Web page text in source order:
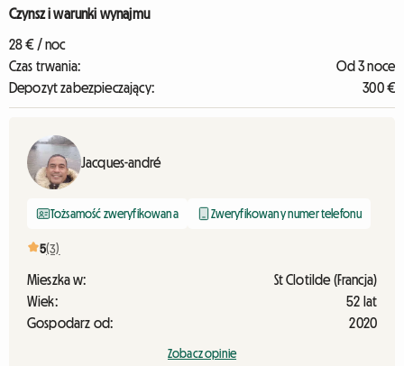
Czynsz i warunki wynajmu
28 € / noc
Czas trwania:
Od 3 noce
Depozyt zabezpieczający:
300 €
Jacques-andré
Tożsamość zweryfikowana Zweryfikowany numer telefonu
5(3)
Mieszka w:
St Clotilde (Francja)
Wiek:
52 lat
Gospodarz od:
2020
Zobacz opinie